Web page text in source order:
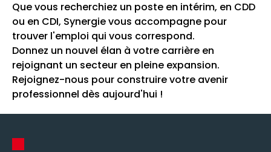
Que vous recherchiez un poste en intérim, en CDD
ou en CDI, Synergie vous accompagne pour
trouver l'emploi qui vous correspond.
Donnez un nouvel élan à votre carrière en
rejoignant un secteur en pleine expansion.
Rejoignez-nous pour construire votre avenir
professionnel dès aujourd'hui !